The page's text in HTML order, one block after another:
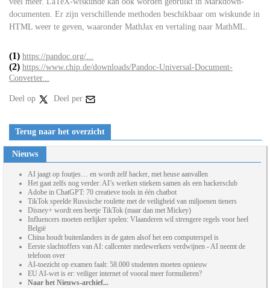
documenten. Er zijn verschillende methoden beschikbaar om wiskunde in
HTML weer te geven, waaronder MathJax en vertaling naar MathML.
(1) https://pandoc.org/...
(2) https://www.chip.de/downloads/Pandoc-Universal-Document-
Converter...
Deel op Deel per
Terug naar het overzicht
Nieuws
AI jaagt op foutjes… en wordt zelf hacker, met heuse aanvallen
Het gaat zelfs nog verder: AI’s werken stiekem samen als een hackersclub
Adobe in ChatGPT: 70 creatieve tools in één chatbot
TikTok speelde Russische roulette met de veiligheid van miljoenen tieners
Disney+ wordt een beetje TikTok (maar dan met Mickey)
Influencers moeten eerlijker spelen: Vlaanderen wil strengere regels voor heel
België
China houdt buitenlanders in de gaten alsof het een computerspel is
Eerste slachtoffers van AI: callcenter medewerkers verdwijnen - AI neemt de
telefoon over
AI-toezicht op examen faalt: 58.000 studenten moeten opnieuw
EU AI-wet is er: veiliger internet of vooral meer formulieren?
Naar het Nieuws-archief...